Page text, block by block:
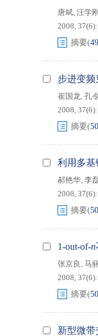
唐斌, 汪学刚
2008,
摘要(
步进变
崔国龙, 孔
2008,
摘要(
利用多基
郝艳华, 李
2008,
摘要(
1-out-of-n
张京良 , 马
2008,
摘要(
新型微